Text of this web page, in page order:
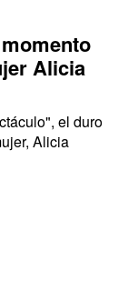
Alicia
el duro
Alicia